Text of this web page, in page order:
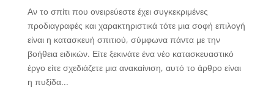
Αν το σπίτι που ονειρεύεστε έχει συγκεκριμένες
προδιαγραφές και χαρακτηριστικά τότε μια σοφή επιλογή
είναι η κατασκευή σπιτιού, σύμφωνα πάντα με την
βοήθεια ειδικών. Είτε ξεκινάτε ένα νέο κατασκευαστικό
έργο είτε σχεδιάζετε μια ανακαίνιση, αυτό το άρθρο είναι
η πυξίδα...